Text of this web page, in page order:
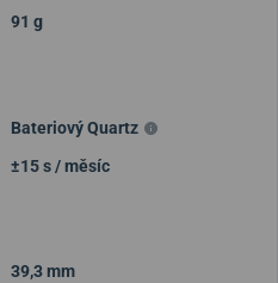
91 g
Bateriový Quartz
±15 s / měsíc
39,3 mm